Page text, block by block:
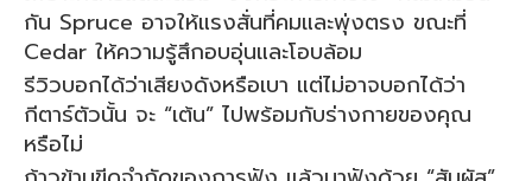
กัน Spruce อาจให้แรงสั่นที่คมและพุ่งตรง ขณะที่
Cedar ให้ความรู้สึกอบอุ่นและโอบล้อม
รีวิวบอกได้ว่าเสียงดังหรือเบา แต่ไม่อาจบอกได้ว่า
กีตาร์ตัวนั้น จะ “เต้น” ไปพร้อมกับร่างกายของคุณ
หรือไม่